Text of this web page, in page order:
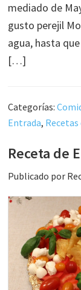
mediado de
gusto perejil
agua, hasta
[…]
Categorías:
Entrada, Recetas
Receta de
Publicado por